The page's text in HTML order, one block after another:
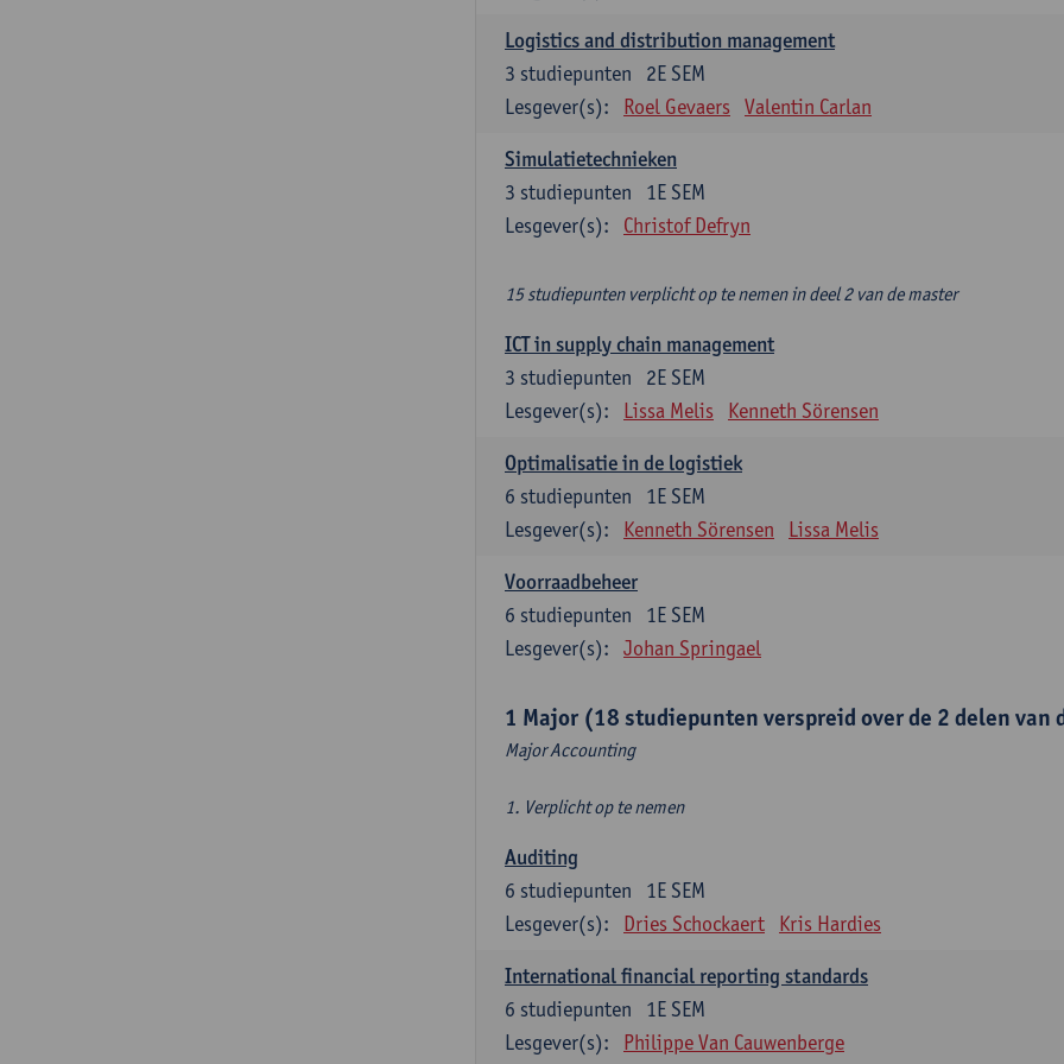
Logistics and distribution management
2E SEM
3 studiepunten
Lesgever(s):
Roel Gevaers Valentin Carlan
Simulatietechnieken
1E SEM
3 studiepunten
Lesgever(s):
Christof Defryn
15 studiepunten verplicht op te nemen in deel 2 van de master
ICT in supply chain management
2E SEM
3 studiepunten
Lesgever(s):
Lissa Melis Kenneth Sörensen
Optimalisatie in de logistiek
1E SEM
6 studiepunten
Lesgever(s):
Kenneth Sörensen Lissa Melis
Voorraadbeheer
1E SEM
6 studiepunten
Lesgever(s):
Johan Springael
1 Major (18 studiepunten verspreid over de 2 delen
Major Accounting
1. Verplicht op te nemen
Auditing
1E SEM
6 studiepunten
Lesgever(s):
Dries Schockaert Kris Hardies
International financial reporting standards
1E SEM
6 studiepunten
Lesgever(s):
Philippe Van Cauwenberge